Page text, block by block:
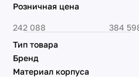
Розничная цена
Тип товара
Бренд
Материал корпуса